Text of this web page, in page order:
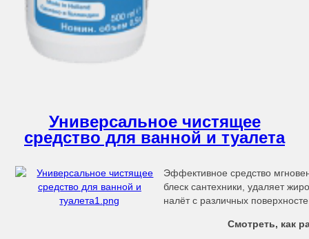
Универсальное чистящее
средство для ванной и туалета
Эффективное средство
блеск сантехники, удаляет
налёт с различных
Смотреть, как